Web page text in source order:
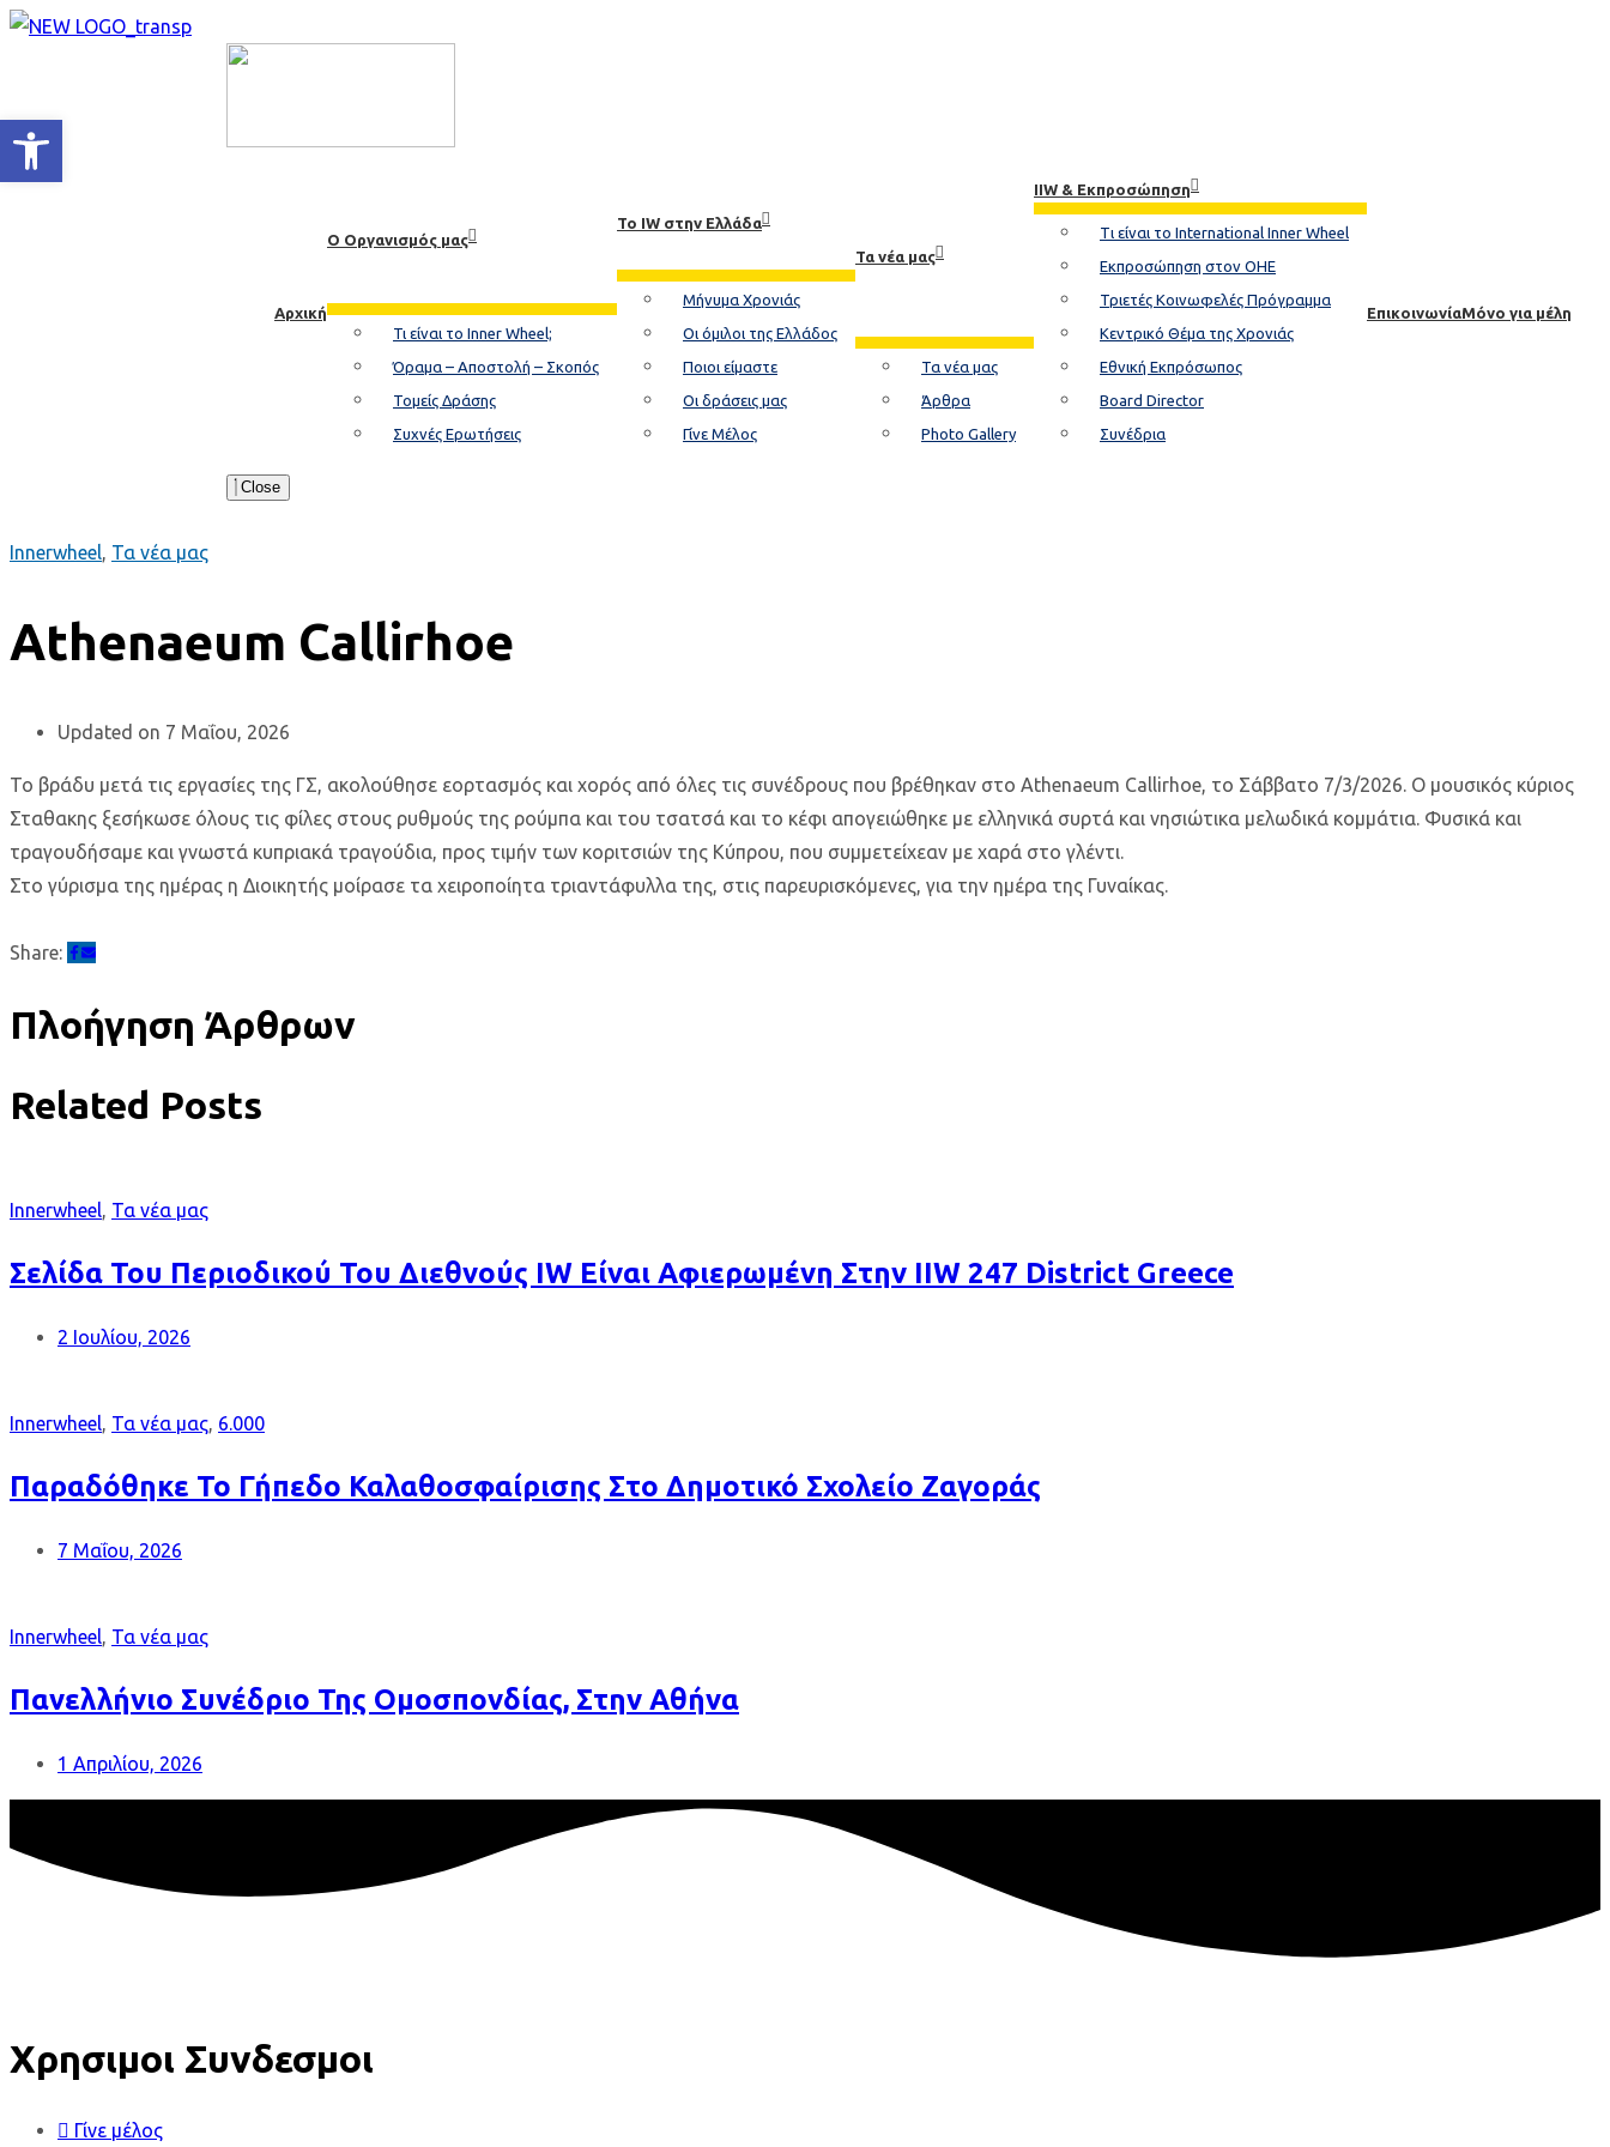
Αρχική
Ο Οργανισμός μας
Τι είναι το Inner Wheel;
Όραμα – Αποστολή – Σκοπός
Τομείς Δράσης
Συχνές Ερωτήσεις
Το ΙW στην Ελλάδα
Μήνυμα Χρονιάς
Οι όμιλοι της Ελλάδος
Ποιοι είμαστε
Οι δράσεις μας
Γίνε Μέλος
Τα νέα μας
Τα νέα μας
Άρθρα
Photo Gallery
IIW & Εκπροσώπηση
Tι είναι το International Inner Wheel​
Εκπροσώπηση στον ΟΗΕ
Τριετές Κοινωφελές Πρόγραμμα
Κεντρικό Θέμα της Xρονιάς​
Εθνική Εκπρόσωπος
Board Director
Συνέδρια
ΕπικοινωνίαΜόνο για μέλη
Close
Innerwheel, Τα νέα μας
Athenaeum Callirhoe
Updated on 7 Μαΐου, 2026
Το βράδυ μετά τις εργασίες της ΓΣ, ακολούθησε εορτασμός και χορός από όλες τις συνέδρους που βρέθηκαν στο Athenaeum Callirhoe, το Σάββατο 7/3/2026. Ο μουσικός κύριος
Σταθακης ξεσήκωσε όλους τις φίλες στους ρυθμούς της ρούμπα και του τσατσά και το κέφι απογειώθηκε με ελληνικά συρτά και νησιώτικα μελωδικά κομμάτια. Φυσικά και
τραγουδήσαμε και γνωστά κυπριακά τραγούδια, προς τιμήν των κοριτσιών της Κύπρου, που συμμετείχεαν με χαρά στο γλέντι.
Στο γύρισμα της ημέρας η Διοικητής μοίρασε τα χειροποίητα τριαντάφυλλα της, στις παρευρισκόμενες, για την ημέρα της Γυναίκας.
Share:
Πλοήγηση Άρθρων
Related Posts
Innerwheel, Τα νέα μας
Σελίδα Του Περιοδικού Του Διεθνούς IW Είναι Αφιερωμένη Στην IIW 247 District Greece
2 Ιουλίου, 2026
Innerwheel, Τα νέα μας, 6.000
Παραδόθηκε Το Γήπεδο Καλαθοσφαίρισης Στο Δημοτικό Σχολείο Ζαγοράς
7 Μαΐου, 2026
Innerwheel, Τα νέα μας
Πανελλήνιο Συνέδριο Της Ομοσπονδίας, Στην Αθήνα
1 Απριλίου, 2026
Χρησιμοι Συνδεσμοι
Γίνε μέλος
Ανοίξτε τη γραμμή εργαλείων